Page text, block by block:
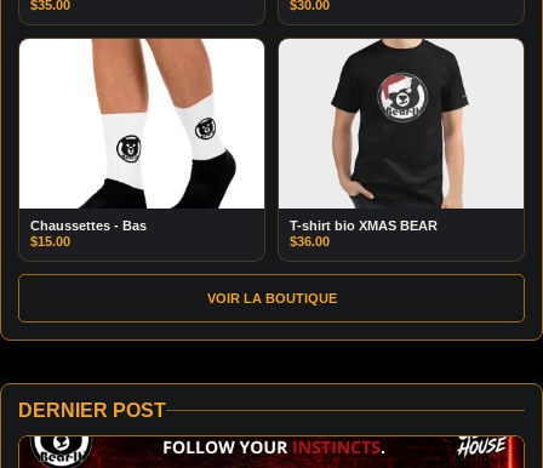
$35.00 $30.00
Chaussettes - Bas
$15.00
T-shirt bio XMAS BEAR
$36.00
VOIR LA BOUTIQUE
DERNIER POST